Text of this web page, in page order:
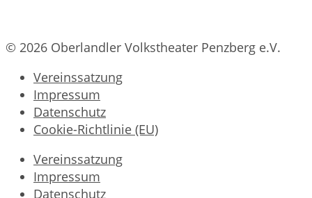
© 2026 Oberlandler Volkstheater Penzberg e.V.
Vereinssatzung
Impressum
Datenschutz
Cookie-Richtlinie (EU)
Vereinssatzung
Impressum
Datenschutz